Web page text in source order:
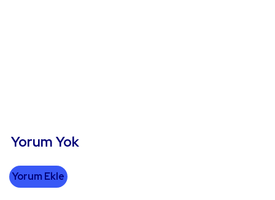
Yorum Yok
Yorum Ekle